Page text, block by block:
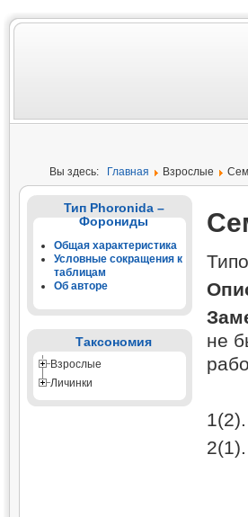
Вы здесь: Главная Взрослые
Тип Phoronida –
Форониды
Общая характеристика
Условные сокращения к
таблицам
Об авторе
Таксономия
Взрослые
Личинки
не